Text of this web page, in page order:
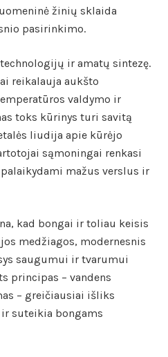
žinių sklaida
pasirinkimo.
ir amatų sintezę.
reikalauja aukšto
valdymo ir
toks kūrinys turi savitą
liudija apie kūrėjo
sąmoningai renkasi
mažus verslus ir
kad bongai ir toliau keisis
medžiagos, modernesnis
saugumui ir tvarumui
principas – vandens
– greičiausiai išliks
suteikia bongams